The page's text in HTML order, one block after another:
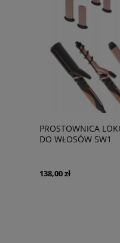
PROSTOWNICA
DO WŁOSÓW 5W1
138,00 zł